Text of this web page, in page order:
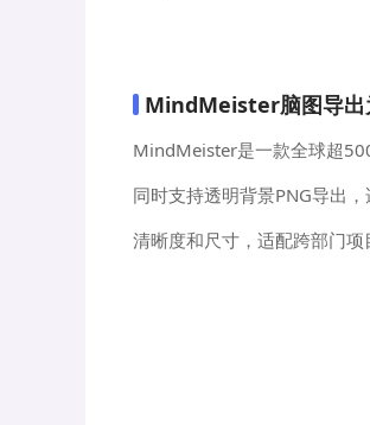
MindMeister脑图导出
MindMeister是一款全球超
同时支持透明背景PNG导出
清晰度和尺寸，适配跨部门